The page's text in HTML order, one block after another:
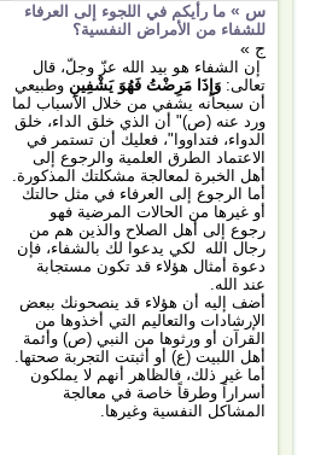
س » ما رأيكم في اللجوء إلى العرفاء
للشفاء من الأمراض النفسية؟
ج »
إن الشفاء هو بيد الله عزّ وجلّ، قال
تعالى: وَإِذَا مَرِضْتُ فَهُوَ يَشْفِينِ وطبيعي
أن سبحانه يشفي من خلال الأسباب لما
ورد عنه (ص)" أن الذي خلق الداء، خلق
الدواء، فتداووا"، فعليك أن تستمر في
الاعتماد الطرق العلمية والرجوع إلى
أهل الخبرة لمعالجة مشكلتك المذكورة.
أما الرجوع إلى العرفاء في مثل حالتك
أو غيرها من الحالات المرضية فهو
رجوع إلى أهل الصلاح والذين هم من
رجال الله لكي يدعوا لك بالشفاء، فإن
دعوة أمثال هؤلاء قد تكون مستجابة
عند الله.
أضف إليه أن هؤلاء قد ينصحونك ببعض
الإرشادات والتعاليم التي أخذوها من
القرآن أو ورثوها من النبي (ص) وأئمة
أهل اللبيت (ع) أو أثبتت التجربة صحتها.
أما غير ذلك، فالظاهر أنهم لا يملكون
أسراراً وطرقاً خاصة في معالجة
المشاكل النفسية وغيرها.